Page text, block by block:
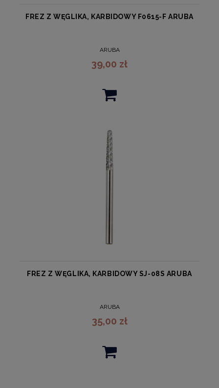
FREZ Z WĘGLIKA, KARBIDOWY F0615-F ARUBA
ARUBA
39,00 zł
FREZ Z WĘGLIKA, KARBIDOWY SJ-08S ARUBA
ARUBA
35,00 zł